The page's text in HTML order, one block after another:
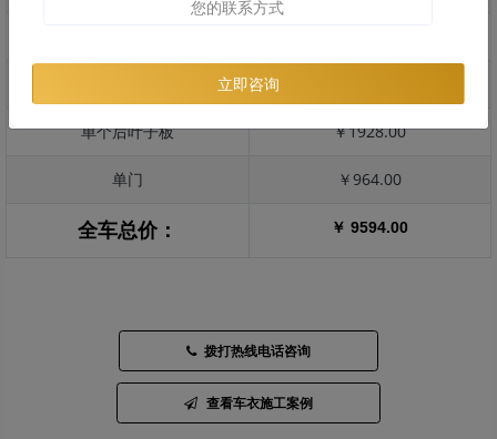
单个后叶子板 ￥1928.00
单门 ￥964.00
全车总价： ￥ 9594.00
拨打热线电话咨询
查看车衣施工案例
立即咨询